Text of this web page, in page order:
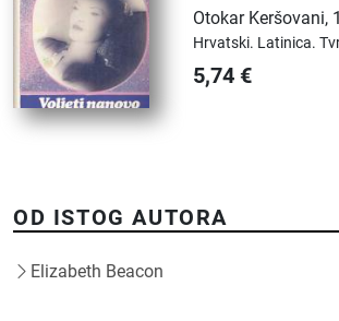
Otokar Keršovani,
Hrvatski. Latinica.
5,74 €
OD ISTOG AUTORA
Elizabeth Beacon